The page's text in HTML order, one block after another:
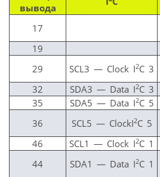
вывода
17
19
29
SCL3 — Clock I2C 3
32
SDA3 — Data I2C 3
35
SDA5 — Data I2C 5
36
SCL5 — ClockI2C 5
46
SCL1 — Clock I2C 1
44
SDA1 — Data I2C 1